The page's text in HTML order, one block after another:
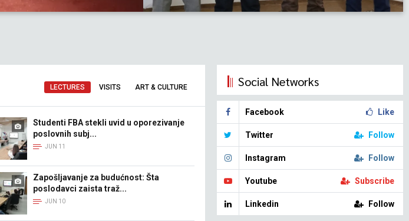
Academic Weeku u
LECTURES VISITS ART & CULTURE
Studenti FBA stekli uvid u oporezivanje
poslovnih subj...
JUN 11
Zapošljavanje za budućnost: Šta
poslodavci zaista traž...
JUN 10
Social Networks
Facebook Like
Twitter Follow
Instagram Follow
Youtube Subscribe
Linkedin Follow